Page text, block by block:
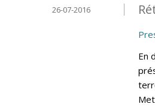
26-07-2016
En